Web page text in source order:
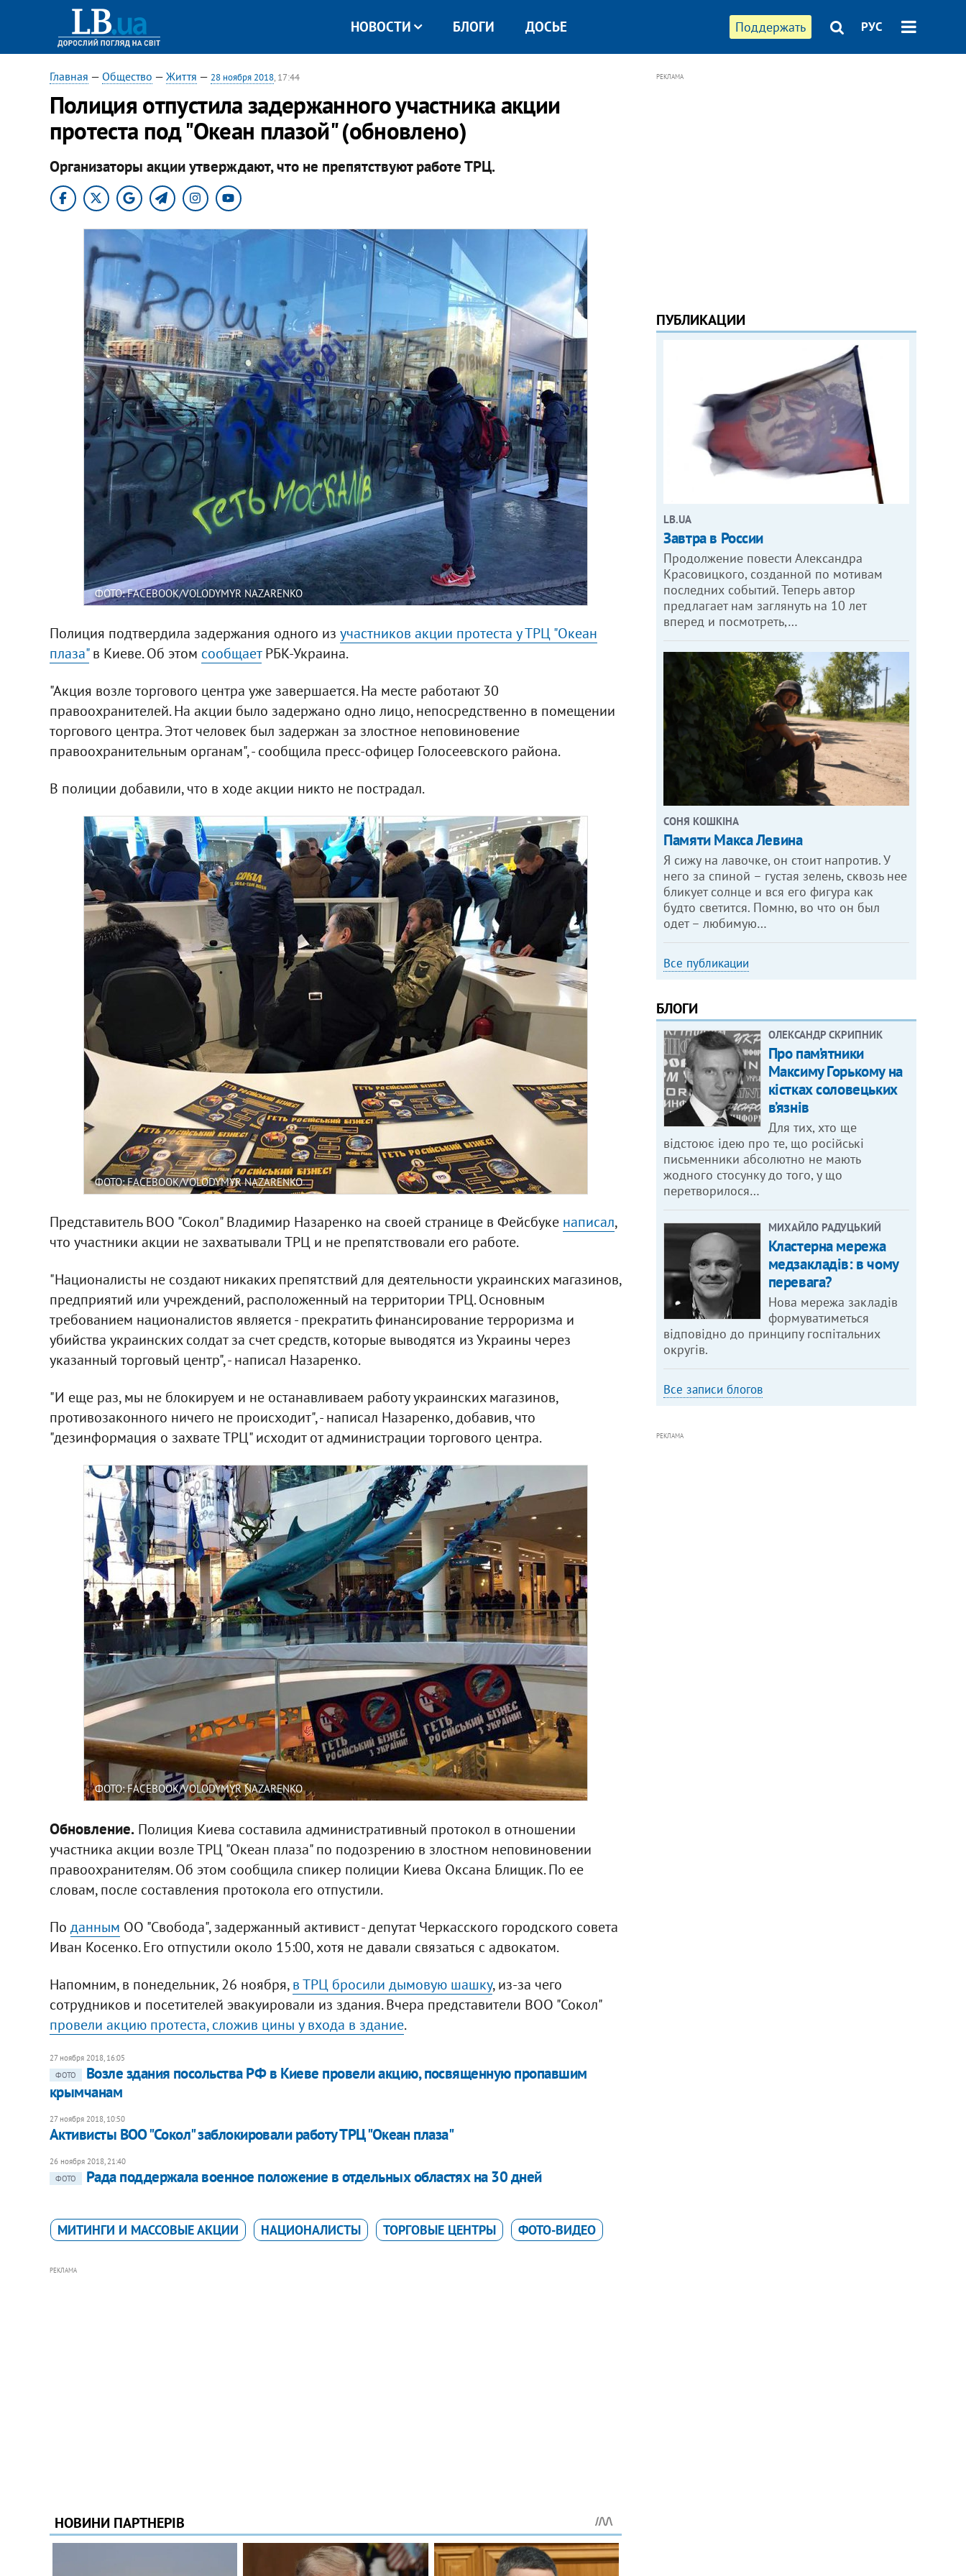
Поддержать РУС
НОВОСТИ БЛОГИ ДОСЬЕ
Главная — Общество — Життя — 28 ноября 2018, 17:44
Полиция отпустила задержанного участника акции
протеста под "Океан плазой" (обновлено)
Организаторы акции утверждают, что не препятствуют работе ТРЦ.
ФОТО: FACEBOOK/VOLODYMYR NAZARENKO
Полиция подтвердила задержания одного из участников акции протеста у ТРЦ "Океан
плаза"в Киеве. Об этом сообщаетРБК-Украина.
"Акция возле торгового центра уже завершается. На месте работают 30
правоохранителей. На акции было задержано одно лицо, непосредственно в помещении
торгового центра. Этот человек был задержан за злостное неповиновение
правоохранительным органам", - сообщила пресс-офицер Голосеевского района.
В полиции добавили, что в ходе акции никто не пострадал.
ФОТО: FACEBOOK/VOLODYMYR NAZARENKO
Представитель ВОО "Сокол" Владимир Назаренко на своей странице в Фейсбуке написал,
что участники акции не захватывали ТРЦ и не препятствовали его работе.
"Националисты не создают никаких препятствий для деятельности украинских магазинов,
предприятий или учреждений, расположенный на территории ТРЦ. Основным
требованием националистов является - прекратить финансирование терроризма и
убийства украинских солдат за счет средств, которые выводятся из Украины через
указанный торговый центр", - написал Назаренко.
"И еще раз, мы не блокируем и не останавливаем работу украинских магазинов,
противозаконного ничего не происходит", - написал Назаренко, добавив, что
"дезинформация о захвате ТРЦ" исходит от администрации торгового центра.
ФОТО: FACEBOOK/VOLODYMYR NAZARENKO
Обновление.Полиция Киева составила административный протокол в отношении
участника акции возле ТРЦ "Океан плаза" по подозрению в злостном неповиновении
правоохранителям. Об этом сообщила спикер полиции Киева Оксана Блищик. По ее
словам, после составления протокола его отпустили.
По данным ОО "Свобода", задержанный активист - депутат Черкасского городского совета
Иван Косенко. Его отпустили около 15:00, хотя не давали связаться с адвокатом.
Напомним, в понедельник, 26 ноября,в ТРЦ бросили дымовую шашку, из-за чего
сотрудников и посетителей эвакуировали из здания. Вчера представители ВОО "Сокол"
провели акцию протеста, сложив цины у входа в здание.
27 ноября 2018, 16:05
ФОТО
Возле здания посольства РФ в Киеве провели акцию, посвященную пропавшим
крымчанам
27 ноября 2018, 10:50
Активисты ВОО "Сокол" заблокировали работу ТРЦ "Океан плаза"
26 ноября 2018, 21:40
ФОТО
Рада поддержала военное положение в отдельных областях на 30 дней
МИТИНГИ И МАССОВЫЕ АКЦИИ НАЦИОНАЛИСТЫ ТОРГОВЫЕ ЦЕНТРЫ ФОТО-ВИДЕО
РЕКЛАМА
РЕКЛАМА
ПУБЛИКАЦИИ
LB.UA
Завтра в России
Продолжение повести Александра
Красовицкого, созданной по мотивам
последних событий. Теперь автор
предлагает нам заглянуть на 10 лет
вперед и посмотреть,…
СОНЯ КОШКІНА
Памяти Макса Левина
Я сижу на лавочке, он стоит напротив. У
него за спиной – густая зелень, сквозь нее
бликует солнце и вся его фигура как
будто светится. Помню, во что он был
одет – любимую…
Все публикации
БЛОГИ
ОЛЕКСАНДР СКРИПНИК
Про пам’ятники
Максиму Горькому на
кістках соловецьких
в’язнів
Для тих, хто ще
відстоює ідею про те, що російські
письменники абсолютно не мають
жодного стосунку до того, у що
перетворилося…
МИХАЙЛО РАДУЦЬКИЙ
Кластерна мережа
медзакладів: в чому
перевага?
Нова мережа закладів
формуватиметься
відповідно до принципу госпітальних
округів.
Все записи блогов
РЕКЛАМА